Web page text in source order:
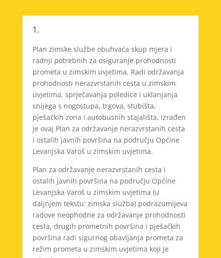
1.
Plan zimske službe obuhvaća skup mjera i
radnji potrebnih za osiguranje prohodnosti
prometa u zimskim uvjetima. Radi održavanja
prohodnosti nerazvrstanih cesta u zimskim
uvjetima, sprječavanja poledice i uklanjanja
snijega s nogostupa, trgova, stubišta,
pješačkih zona i autobusnih stajališta, izrađen
je ovaj Plan za održavanje nerazvrstanih cesta
i ostalih javnih površina na području Općine
Levanjska Varoš u zimskim uvjetima.
Plan za održavanje nerazvrstanih cesta i
ostalih javnih površina na području Općine
Levanjska Varoš u zimskim uvjetima (u
daljnjem tekstu: zimska služba) podrazumijeva
radove neophodne za održavanje prohodnosti
cesta, drugih prometnih površina i pješačkih
površina radi sigurnog obavljanja prometa za
režim prometa u zimskim uvjetima koji je